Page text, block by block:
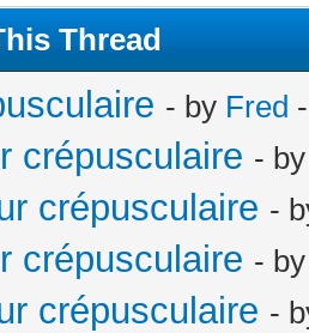
Thread
- by Fred
crépusculaire -
crépusculaire -
crépusculaire -
crépusculaire -